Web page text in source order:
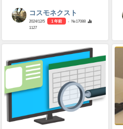
コスモネクスト
2024/12/5 1 年前
- №17088
1127